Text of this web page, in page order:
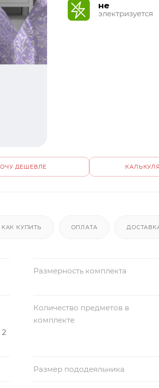
не
электризуется
ДЕШЕВЛЕ
КАК КУПИТЬ ОПЛАТА
Размерность комплекта
Количество предметов в
комплекте
Размер пододеяльника